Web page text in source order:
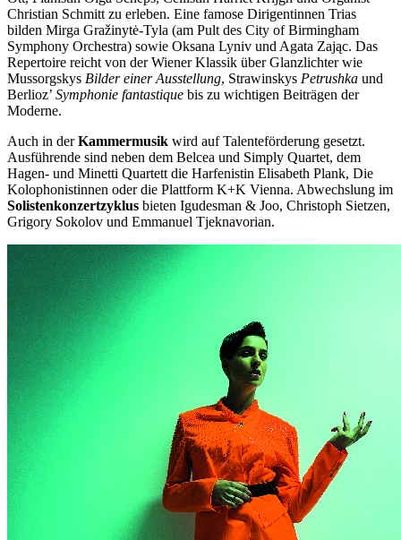
Christian Schmitt zu erleben. Eine famose Dirigentinnen Trias
bilden Mirga Gražinytė-Tyla (am Pult des City of Birmingham
Symphony Orchestra) sowie Oksana Lyniv und Agata Zając. Das
Repertoire reicht von der Wiener Klassik über Glanzlichter wie
Mussorgskys Bilder einer Ausstellung, Strawinskys Petrushka und
Berlioz’ Symphonie fantastique bis zu wichtigen Beiträgen der
Moderne.
Auch in derKammermusik wird auf Talenteförderung gesetzt.
Ausführende sind neben dem Belcea und Simply Quartet, dem
Hagen- und Minetti Quartett die Harfenistin Elisabeth Plank, Die
Kolophonistinnen oder die Plattform K+K Vienna. Abwechslung im
Solistenkonzertzyklus bieten Igudesman & Joo, Christoph Sietzen,
Grigory Sokolov und Emmanuel Tjeknavorian.